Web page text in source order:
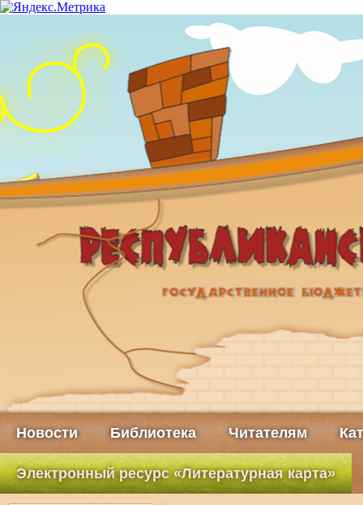
Новости Библиотека Читателям
Электронный ресурс «Литературная карта»